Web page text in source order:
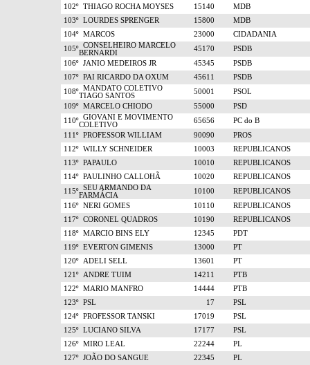
102º THIAGO ROCHA MOYSES 15140
MDB
103º LOURDES SPRENGER 15800
MDB
104º MARCOS 23000
CIDADANIA
105º CONSELHEIRO MARCELO
BERNARDI
45170
PSDB
106º JANIO MEDEIROS JR 45345
PSDB
107º PAI RICARDO DA OXUM 45611
PSDB
108º MANDATO COLETIVO
TIAGO SANTOS
50001
PSOL
109º MARCELO CHIODO 55000
PSD
110º GIOVANI E MOVIMENTO
COLETIVO
65656
PC do B
111º PROFESSOR WILLIAM 90090
PROS
112º WILLY SCHNEIDER 10003
REPUBLICANOS
113º PAPAULO 10010
REPUBLICANOS
114º PAULINHO CALLOHÃ 10020
REPUBLICANOS
115º SEU ARMANDO DA
FARMÁCIA
10100
REPUBLICANOS
116º NERI GOMES 10110
REPUBLICANOS
117º CORONEL QUADROS 10190
REPUBLICANOS
118º MARCIO BINS ELY 12345
PDT
119º EVERTON GIMENIS 13000
PT
120º ADELI SELL 13601
PT
121º ANDRE TUIM 14211
PTB
122º MARIO MANFRO 14444
PTB
123º PSL 17
PSL
124º PROFESSOR TANSKI 17019
PSL
125º LUCIANO SILVA 17177
PSL
126º MIRO LEAL 22244
PL
127º JOÃO DO SANGUE 22345
PL